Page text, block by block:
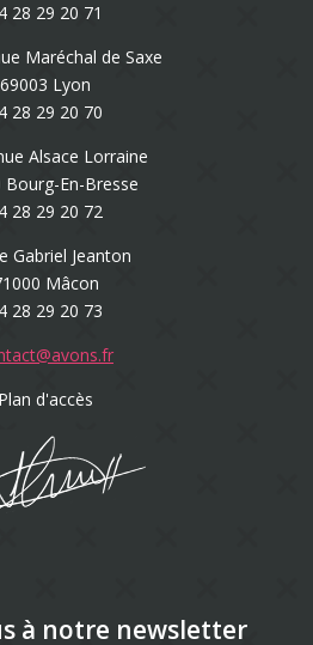
28 29 20 71
Maréchal de Saxe
69003 Lyon
28 29 20 70
Alsace Lorraine
Bourg-En-Bresse
28 29 20 72
Gabriel Jeanton
Mâcon
28 29 20 73
Plan d'accès
à notre newsletter